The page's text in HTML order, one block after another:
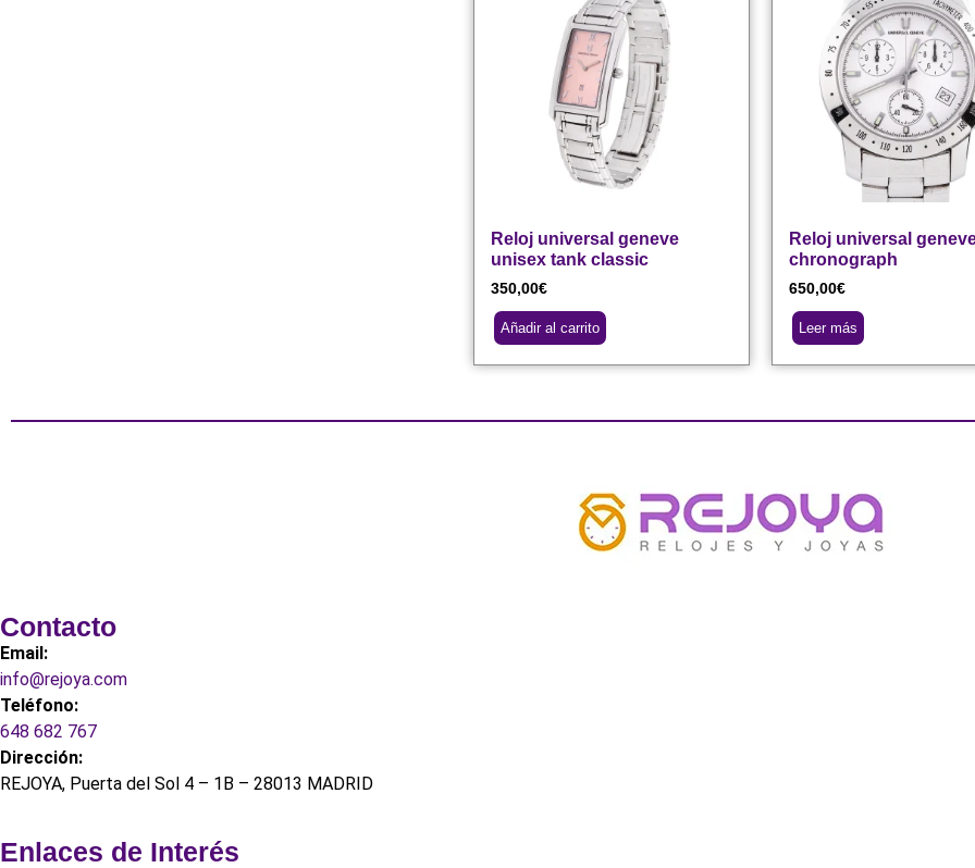
Reloj universal geneve
unisex tank classic
350,00€
Añadir al carrito
Reloj universal
chronograph
650,00€
Leer más
Contacto
Email:
info@rejoya.com
Teléfono:
648 682 767
Dirección:
REJOYA, Puerta del Sol 4 – 1B – 28013 MADRID
Enlaces de Interés